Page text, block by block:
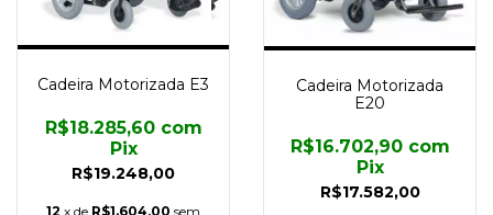
Cadeira Motorizada E3
R$19.248,00
R$18.285,60 com
Pix
12 x de R$1.604,00 sem
Cadeira Motorizada
E20
R$17.582,00
R$16.702,90 com
Pix